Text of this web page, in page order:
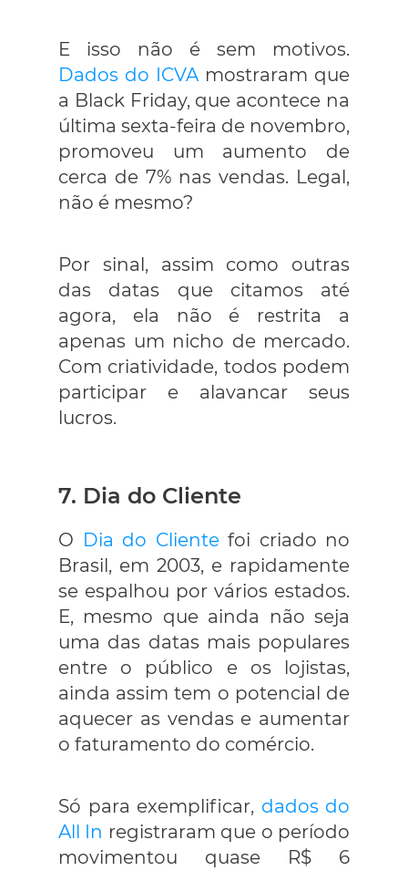
E isso não é sem motivos.
Dados do ICVAmostraram que
a Black Friday, que acontece na
última sexta-feira de novembro,
promoveu um aumento de
cerca de 7% nas vendas. Legal,
não é mesmo?
Por sinal, assim como outras
das datas que citamos até
agora, ela não é restrita a
apenas um nicho de mercado.
Com criatividade, todos podem
participar e alavancar seus
lucros.
7. Dia do Cliente
O Dia do Clientefoi criado no
Brasil, em 2003, e rapidamente
se espalhou por vários estados.
E, mesmo que ainda não seja
uma das datas mais populares
entre o público e os lojistas,
ainda assim tem o potencial de
aquecer as vendas e aumentar
o faturamento do comércio.
Só para exemplificar, dados do
All In registraram que o período
movimentou quase R$ 6